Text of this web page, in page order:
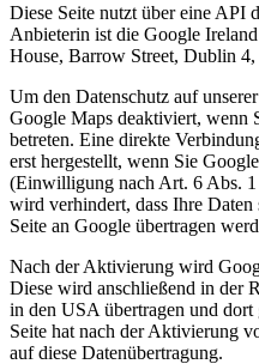
Diese Seite nutzt über eine API
Anbieterin ist die Google
House, Barrow Street, Dublin
Um den Datenschutz auf
Google Maps deaktiviert, wenn
betreten. Eine direkte
erst hergestellt, wenn Sie
(Einwilligung nach Art. 6 Abs.
wird verhindert, dass Ihre Daten
Seite an Google übertragen
Nach der Aktivierung wird
Diese wird anschließend in der
in den USA übertragen und
Seite hat nach der Aktivierung
auf diese Datenübertragung.